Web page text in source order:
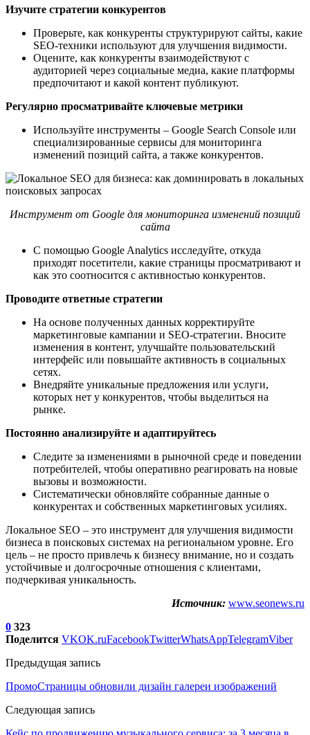
Изучите стратегии конкурентов
Проверьте, как конкуренты структурируют сайты, какие
SEO-техники используют для улучшения видимости.
Оцените, как конкуренты взаимодействуют с
аудиторией через социальные медиа, какие платформы
предпочитают и какой контент публикуют.
Регулярно просматривайте ключевые метрики
Используйте инструменты – Google Search Console или
специализированные сервисы для мониторинга
изменений позиций сайта, а также конкурентов.
Инструмент от Google для мониторинга изменений позиций
сайта
С помощью Google Analytics исследуйте, откуда
приходят посетители, какие страницы просматривают и
как это соотносится с активностью конкурентов.
Проводите ответные стратегии
На основе полученных данных корректируйте
маркетинговые кампании и SEO-стратегии. Вносите
изменения в контент, улучшайте пользовательский
интерфейс или повышайте активность в социальных
сетях.
Внедряйте уникальные предложения или услуги,
которых нет у конкурентов, чтобы выделиться на
рынке.
Постоянно анализируйте и адаптируйтесь
Следите за изменениями в рыночной среде и поведении
потребителей, чтобы оперативно реагировать на новые
вызовы и возможности.
Систематически обновляйте собранные данные о
конкурентах и собственных маркетинговых усилиях.
Локальное SEO – это инструмент для улучшения видимости
бизнеса в поисковых системах на региональном уровне. Его
цель – не просто привлечь к бизнесу внимание, но и создать
устойчивые и долгосрочные отношения с клиентами,
подчеркивая уникальность.
Источник: www.seonews.ru
0 323
Поделится VKOK.ruFacebookTwitterWhatsAppTelegramViber
Предыдущая запись
ПромоСтраницы обновили дизайн галереи изображений
Следующая запись